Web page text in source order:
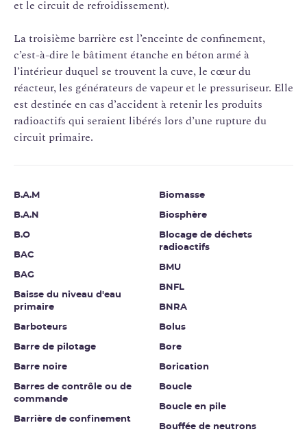
et le circuit de refroidissement).
La troisième barrière est l’enceinte de confinement,
c’est-à-dire le bâtiment étanche en béton armé à
l’intérieur duquel se trouvent la cuve, le cœur du
réacteur, les générateurs de vapeur et le pressuriseur. Elle
est destinée en cas d’accident à retenir les produits
radioactifs qui seraient libérés lors d’une rupture du
circuit primaire.
B.A.M
B.A.N
B.O
BAC
BAG
Baisse du niveau d'eau
primaire
Barboteurs
Barre de pilotage
Barre noire
Barres de contrôle ou de
commande
Barrière de confinement
Biomasse
Biosphère
Blocage de déchets
radioactifs
BMU
BNFL
BNRA
Bolus
Bore
Borication
Boucle
Boucle en pile
Bouffée de neutrons